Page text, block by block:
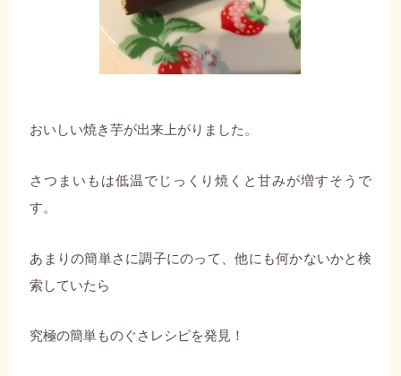
おいしい焼き芋が出来上がりました。
さつまいもは低温でじっくり焼くと甘みが増すそうで
す。
あまりの簡単さに調子にのって、他にも何かないかと検
索していたら
究極の簡単ものぐさレシピを発見！